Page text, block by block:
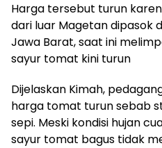
Harga tersebut turun
dari luar Magetan dipasok
Jawa Barat, saat ini
sayur tomat kini turun
Dijelaskan Kimah,
harga tomat turun sebab
sepi. Meski kondisi hujan
sayur tomat bagus tidak